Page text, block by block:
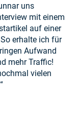
uns
mit einem
auf einer
erhalte ich für
Aufwand
mehr Traffic!
vielen